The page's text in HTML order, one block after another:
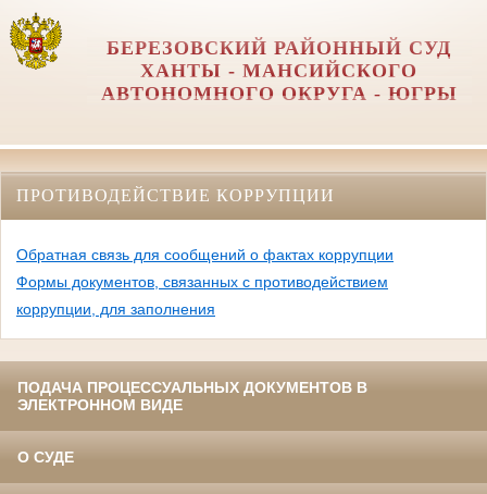
БЕРЕЗОВСКИЙ РАЙОННЫЙ СУД
ХАНТЫ - МАНСИЙСКОГО
АВТОНОМНОГО ОКРУГА - ЮГРЫ
ПРОТИВОДЕЙСТВИЕ КОРРУПЦИИ
Обратная связь для сообщений о фактах коррупции
Формы документов, связанных с противодействием
коррупции, для заполнения
ПОДАЧА ПРОЦЕССУАЛЬНЫХ ДОКУМЕНТОВ В
ЭЛЕКТРОННОМ ВИДЕ
О СУДЕ